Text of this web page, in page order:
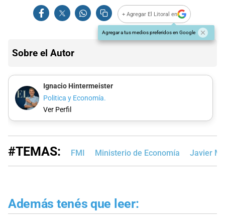
+ Agregar El Litoral en
Agregar a tus medios preferidos en Google
Sobre el Autor
Ignacio Hintermeister
Politica y Economía.
Ver Perfil
#TEMAS: FMI Ministerio de Economía Javier
Además tenés que leer: